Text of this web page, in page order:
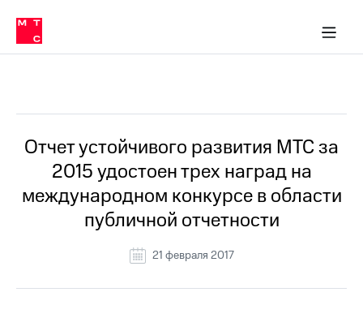
Медиа-центр
и акционерам
Устойчивое развитие
Комплаенс и деловая этика
компании
Карьера
История
компании
Правовая
информация
в МТС
Пресс-
релизы
МТС
о технологиях
Отчет устойчивого развития МТС за
2015 удостоен трех наград на
международном конкурсе в области
публичной отчетности
21 февраля 2017